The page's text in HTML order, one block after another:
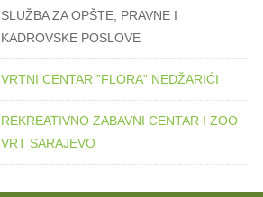
SLUŽBA ZA OPŠTE, PRAVNE I
KADROVSKE POSLOVE
VRTNI CENTAR ”FLORA” NEDŽARIĆI
REKREATIVNO ZABAVNI CENTAR I ZOO
VRT SARAJEVO